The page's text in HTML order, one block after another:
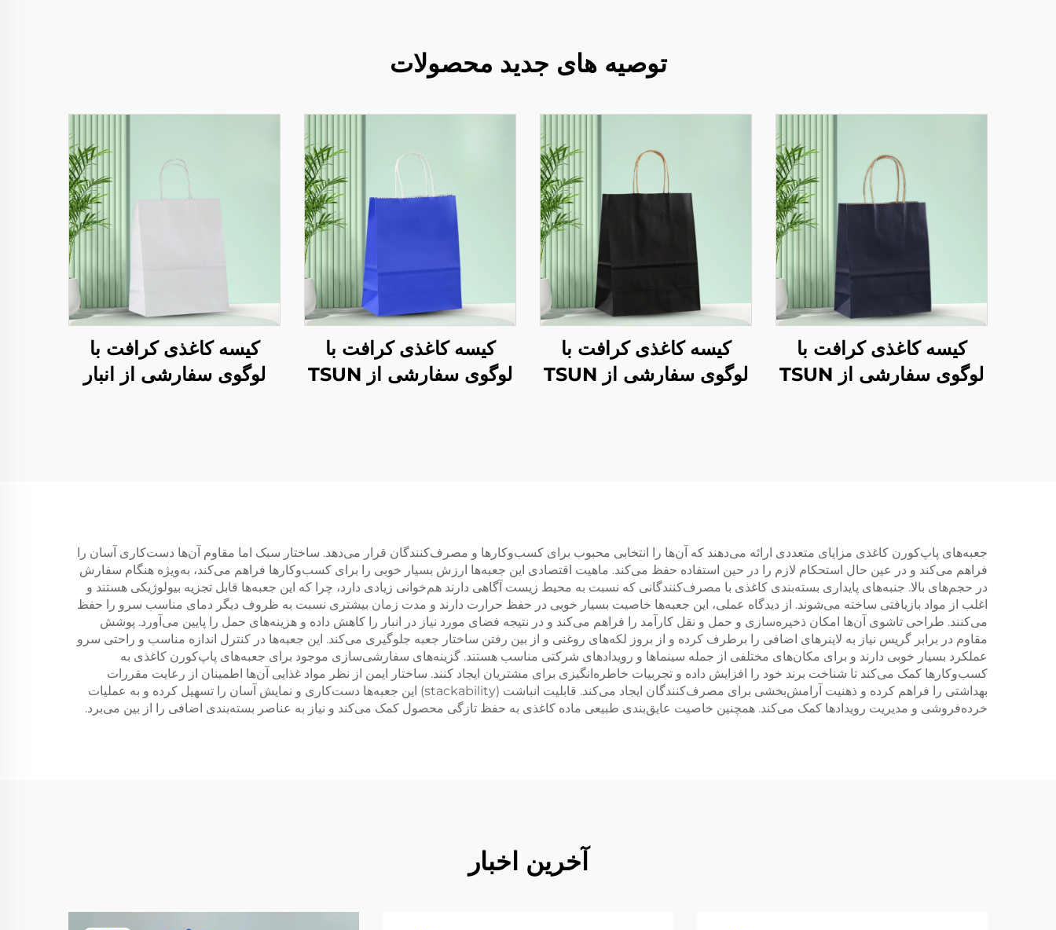
توصیه های جدید محصولات
کیسه کاغذی کرافت با
لوگوی سفارشی از TSUN
کیسه کاغذی کرافت با
لوگوی سفارشی از TSUN
کیسه کاغذی کرافت با
لوگوی سفارشی از TSUN
کیسه کاغذی کرافت با
لوگوی سفارشی از انبار
جعبه‌های پاپ‌کورن کاغذی مزایای متعددی ارائه می‌دهند که آن‌ها را انتخابی محبوب برای کسب‌وکارها و مصرف‌کنندگان قرار می‌دهد. ساختار سبک اما مقاوم آن‌ها دست‌کاری آسان را
فراهم می‌کند و در عین حال استحکام لازم را در حین استفاده حفظ می‌کند. ماهیت اقتصادی این جعبه‌ها ارزش بسیار خوبی را برای کسب‌وکارها فراهم می‌کند، به‌ویژه هنگام سفارش
در حجم‌های بالا. جنبه‌های پایداری بسته‌بندی کاغذی با مصرف‌کنندگانی که نسبت به محیط زیست آگاهی دارند هم‌خوانی زیادی دارد، چرا که این جعبه‌ها قابل تجزیه بیولوژیکی هستند و
اغلب از مواد بازیافتی ساخته می‌شوند. از دیدگاه عملی، این جعبه‌ها خاصیت بسیار خوبی در حفظ حرارت دارند و مدت زمان بیشتری نسبت به ظروف دیگر دمای مناسب سرو را حفظ
می‌کنند. طراحی تاشوی آن‌ها امکان ذخیره‌سازی و حمل و نقل کارآمد را فراهم می‌کند و در نتیجه فضای مورد نیاز در انبار را کاهش داده و هزینه‌های حمل را پایین می‌آورد. پوشش
مقاوم در برابر گریس نیاز به لاینرهای اضافی را برطرف کرده و از بروز لکه‌های روغنی و از بین رفتن ساختار جعبه جلوگیری می‌کند. این جعبه‌ها در کنترل اندازه مناسب و راحتی سرو
عملکرد بسیار خوبی دارند و برای مکان‌های مختلفی از جمله سینماها و رویدادهای شرکتی مناسب هستند. گزینه‌های سفارشی‌سازی موجود برای جعبه‌های پاپ‌کورن کاغذی به
کسب‌وکارها کمک می‌کند تا شناخت برند خود را افزایش داده و تجربیات خاطره‌انگیزی برای مشتریان ایجاد کنند. ساختار ایمن از نظر مواد غذایی آن‌ها اطمینان از رعایت مقررات
بهداشتی را فراهم کرده و ذهنیت آرامش‌بخشی برای مصرف‌کنندگان ایجاد می‌کند. قابلیت انباشت (stackability) این جعبه‌ها دست‌کاری و نمایش آسان را تسهیل کرده و به عملیات
خرده‌فروشی و مدیریت رویدادها کمک می‌کند. همچنین خاصیت عایق‌بندی طبیعی ماده کاغذی به حفظ تازگی محصول کمک می‌کند و نیاز به عناصر بسته‌بندی اضافی را از بین می‌برد.
آخرین اخبار